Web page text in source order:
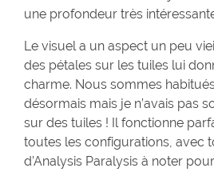
une profondeur très
Le visuel a un aspect un peu
des pétales sur les tuiles lui
charme. Nous sommes
désormais mais je n’avais pas
sur des tuiles ! Il fonctionne
toutes les configurations, avec
d’Analysis Paralysis à noter